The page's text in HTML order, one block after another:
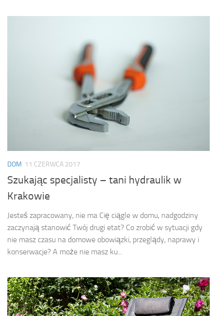
DOM 11 CZERWCA 2017
Szukając specjalisty – tani hydraulik w
Krakowie
Jesteś zapracowany, nie ma Cię ciągle w domu, nadgodziny
zaczynają stanowić Twój drugi etat? Co zrobić w sytuacji gdy
nie masz czasu na domowe obowiązki, przeglądy, naprawy i
konserwacje? A może nie masz ku...